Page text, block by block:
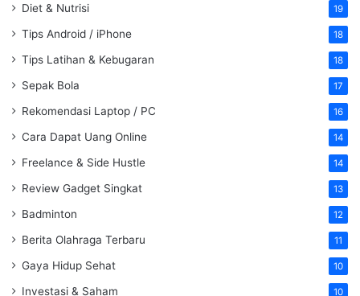
Diet & Nutrisi 19
Tips Android / iPhone 18
Tips Latihan & Kebugaran 18
Sepak Bola 17
Rekomendasi Laptop / PC 16
Cara Dapat Uang Online 14
Freelance & Side Hustle 14
Review Gadget Singkat 13
Badminton 12
Berita Olahraga Terbaru 11
Gaya Hidup Sehat 10
Investasi & Saham 10